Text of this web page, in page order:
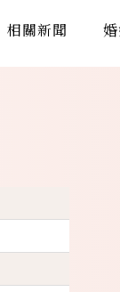
相關新聞